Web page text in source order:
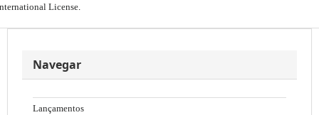
License.
Navegar
Lançamentos